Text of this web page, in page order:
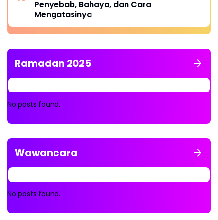
Penyebab, Bahaya, dan Cara
Mengatasinya
Ramadan 2025
No posts found.
Wawancara
No posts found.